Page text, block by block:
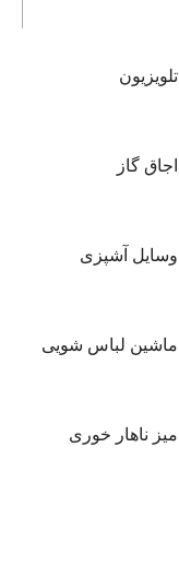
تلویزیون
اجاق گاز
وسایل آشپزی
ماشین لباس شویی
میز ناهار خوری